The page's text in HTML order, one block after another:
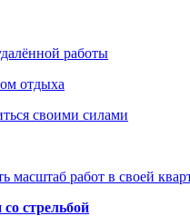
работы
отдыха
своими силами
масштаб работ в своей
стрельбой